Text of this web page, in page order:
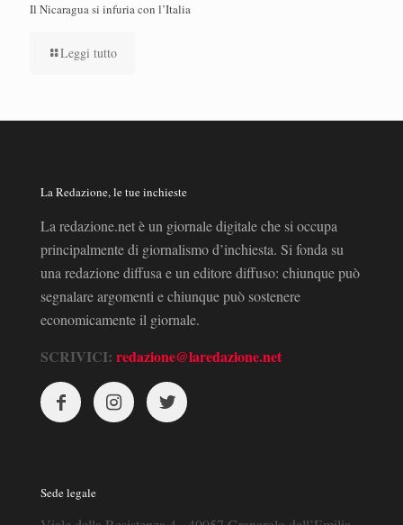
Il Nicaragua si infuria con l’Italia
Leggi tutto
La Redazione, le tue inchieste
La redazione.net è un giornale digitale che si occupa
principalmente di giornalismo d’inchiesta. Si fonda su
una redazione diffusa e un editore diffuso: chiunque può
segnalare argomenti e chiunque può sostenere
economicamente il giornale.
SCRIVICI: redazione@laredazione.net
Sede legale